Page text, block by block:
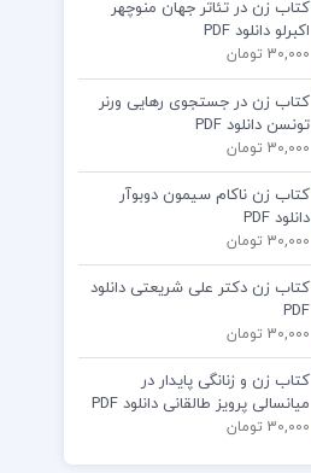
کتاب زن در تئاتر جهان منوچهر
اکبرلو دانلود PDF
30,000 تومان
کتاب زن در جستجوی رهایی ورنر
تونسن دانلود PDF
30,000 تومان
کتاب زن ناکام سیمون دوبوآر
دانلود PDF
30,000 تومان
کتاب زن دکتر علی شریعتی دانلود
PDF
30,000 تومان
کتاب زن و زنانگی پایدار در
میانسالی پرویز طالقانی دانلود PDF
30,000 تومان